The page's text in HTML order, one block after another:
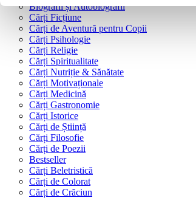
Biografii și Autobiografii
Cărți Ficțiune
Cărți de Aventură pentru Copii
Cărți Psihologie
Cărți Religie
Cărți Spiritualitate
Cărți Nutriție & Sănătate
Cărți Motivaționale
Cărți Medicină
Cărți Gastronomie
Cărți Istorice
Cărți de Știință
Cărți Filosofie
Cărți de Poezii
Bestseller
Cărți Beletristică
Cărți de Colorat
Cărți de Crăciun